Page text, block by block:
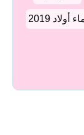
2019